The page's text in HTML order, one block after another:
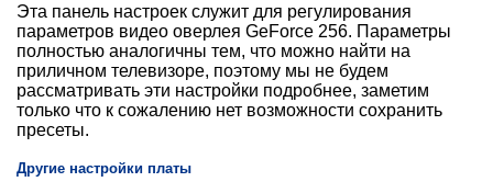
Эта панель настроек служит для регулирования
параметров видео оверлея GeForce 256. Параметры
полностью аналогичны тем, что можно найти на
приличном телевизоре, поэтому мы не будем
рассматривать эти настройки подробнее, заметим
только что к сожалению нет возможности сохранить
пресеты.
Другие настройки платы